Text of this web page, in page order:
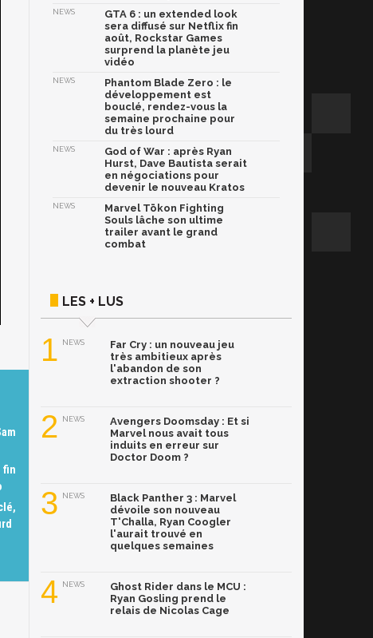
fin
NEWS
GTA 6 : un extended look
sera diffusé sur Netflix fin
août, Rockstar Games
surprend la planète jeu
vidéo
NEWS
Phantom Blade Zero : le
développement est
bouclé, rendez-vous la
semaine prochaine pour
du très lourd
NEWS
God of War : après Ryan
Hurst, Dave Bautista serait
en négociations pour
devenir le nouveau Kratos
NEWS
Marvel Tōkon Fighting
Souls lâche son ultime
trailer avant le grand
combat
LES + LUS
1 NEWS
Far Cry : un nouveau jeu
très ambitieux après
l'abandon de son
extraction shooter ?
2 NEWS
Avengers Doomsday : Et si
Marvel nous avait tous
induits en erreur sur
Doctor Doom ?
3 NEWS
Black Panther 3 : Marvel
dévoile son nouveau
T'Challa, Ryan Coogler
l'aurait trouvé en
quelques semaines
4 NEWS
Ghost Rider dans le MCU :
Ryan Gosling prend le
relais de Nicolas Cage